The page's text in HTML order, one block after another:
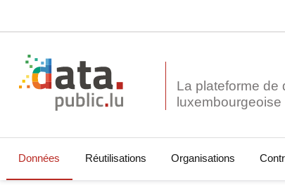
La plateforme de
Données Réutilisations Organisations